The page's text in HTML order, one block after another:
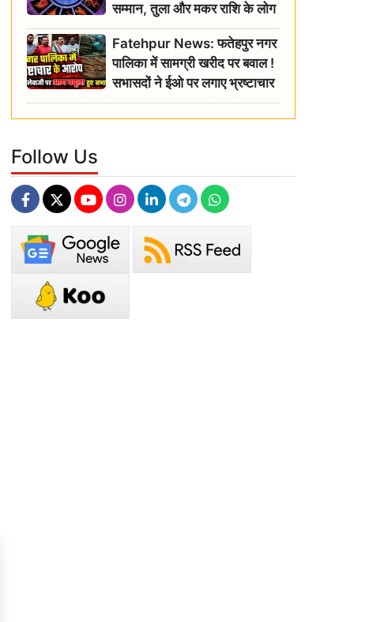
सम्मान, तुला और मकर राशि के लोग
रहें सतर्क
Fatehpur News: फतेहपुर नगर
पालिका में सामग्री खरीद पर बवाल !
सभासदों ने ईओ पर लगाए भ्रष्टाचार
के गंभीर आरोप
Follow Us